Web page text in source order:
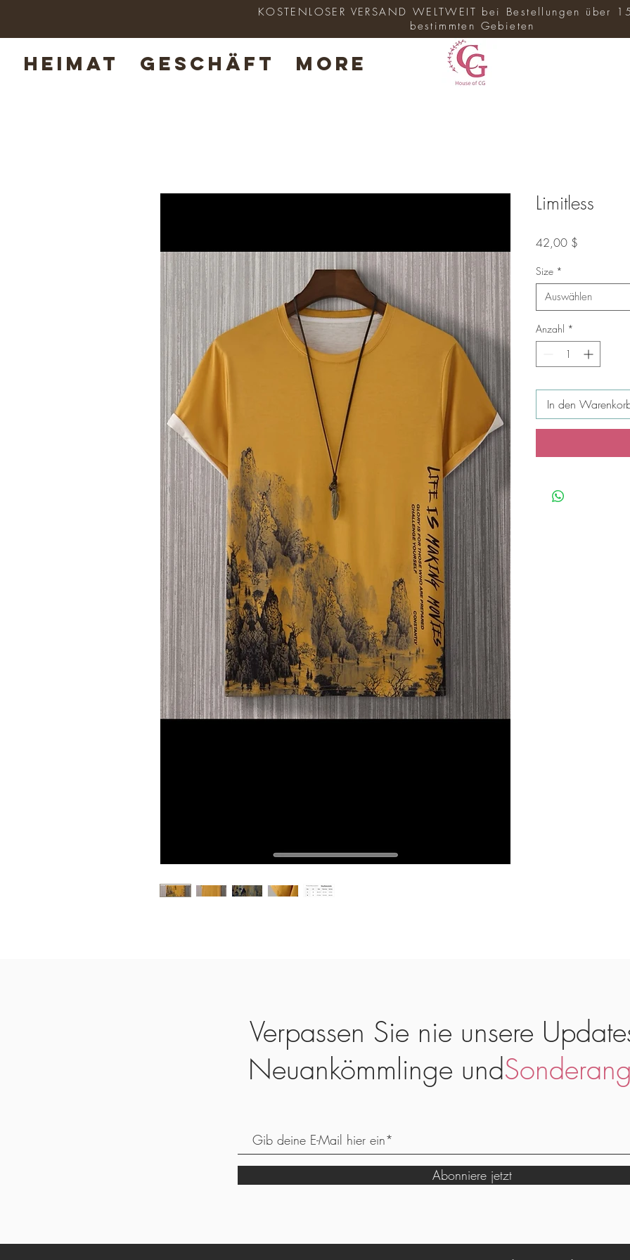
HEIMAT GESCHÄFT More
KOSTENLOSER VERSAND WELTWEIT bei Bestellungen über
bestimmten Gebieten
Limitless
42,00 $
Size *
Auswählen
Anzahl *
In den
Verpassen Sie nie unsere
Neuankömmlinge und
Abonniere jetzt